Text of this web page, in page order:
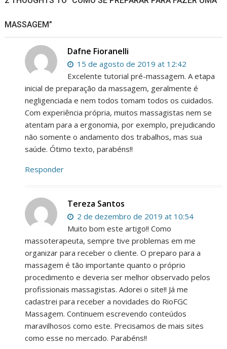
MASSAGEM”
Dafne Fioranelli
15 de agosto de 2019 at 12:42
Excelente tutorial pré-massagem. A etapa
inicial de preparação da massagem, geralmente é
negligenciada e nem todos tomam todos os cuidados.
Com experiência própria, muitos massagistas nem se
atentam para a ergonomia, por exemplo, prejudicando
não somente o andamento dos trabalhos, mas sua
saúde. Ótimo texto, parabéns!!
Responder
Tereza Santos
2 de dezembro de 2019 at 10:54
Muito bom este artigo!! Como
massoterapeuta, sempre tive problemas em me
organizar para receber o cliente. O preparo para a
massagem é tão importante quanto o próprio
procedimento e deveria ser melhor observado pelos
profissionais massagistas. Adorei o site!! Já me
cadastrei para receber a novidades do RioFGC
Massagem. Continuem escrevendo conteúdos
maravilhosos como este. Precisamos de mais sites
como esse no mercado. Parabéns!!